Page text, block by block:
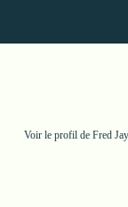
Voir le profil de Fred